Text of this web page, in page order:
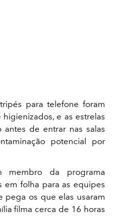
​​para telefone foram
e as estrelas
de entrar nas salas
potencial por
membro da programa
em folha para as equipes
pega os que elas usaram
filma cerca de 16 horas